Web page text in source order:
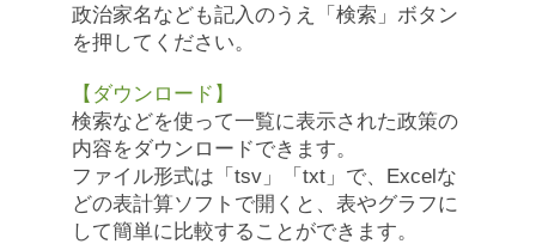
政治家名なども記入のうえ「検索」ボタン
を押してください。
【ダウンロード】
検索などを使って一覧に表示された政策の
内容をダウンロードできます。
ファイル形式は「tsv」「txt」で、Excelな
どの表計算ソフトで開くと、表やグラフに
して簡単に比較することができます。